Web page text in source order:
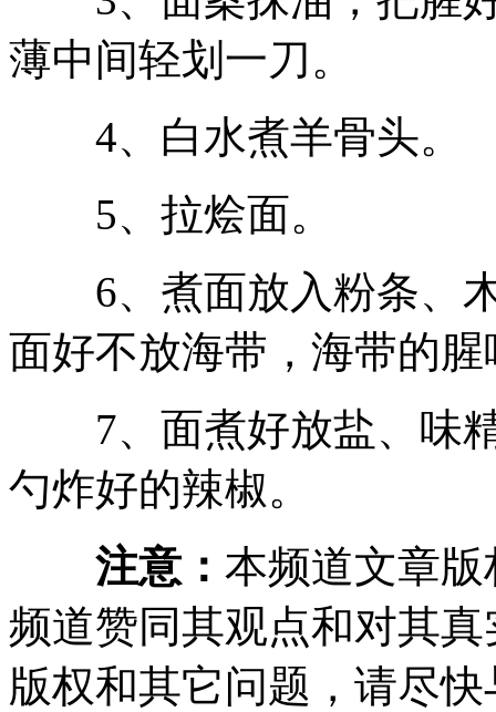
薄中间轻划一刀。
4、白水煮羊骨头。
5、拉烩面。
6、煮面放入粉条、木
面好不放海带，海带的
7、面煮好放盐、味精
勺炸好的辣椒。
注意： 本频道文章
频道赞同其观点和对其
版权和其它问题，请尽